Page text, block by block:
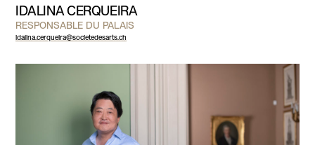
IDALINA CERQUEIRA
RESPONSABLE DU PALAIS
idalina.cerqueira@societedesarts.ch